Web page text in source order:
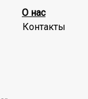
О нас
Контакты